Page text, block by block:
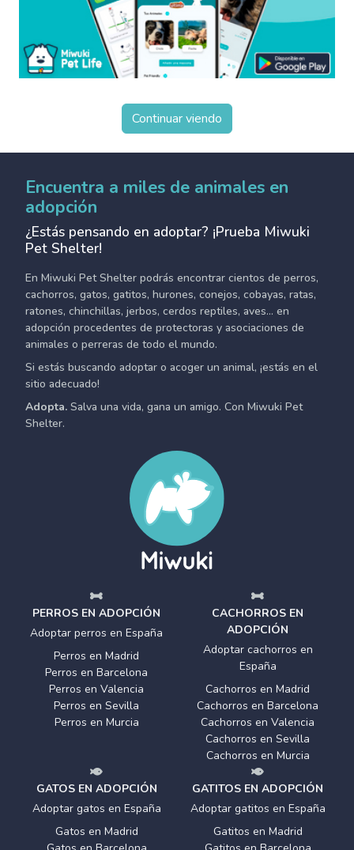
Continuar viendo
Encuentra a miles de animales en
adopción
¿Estás pensando en adoptar? ¡Prueba Miwuki
Pet Shelter!
En Miwuki Pet Shelter podrás encontrar cientos de perros,
cachorros, gatos, gatitos, hurones, conejos, cobayas, ratas,
ratones, chinchillas, jerbos, cerdos reptiles, aves... en
adopción procedentes de protectoras y asociaciones de
animales o perreras de todo el mundo.
Si estás buscando adoptar o acoger un animal, ¡estás en el
sitio adecuado!
Adopta. Salva una vida, gana un amigo. Con Miwuki Pet
Shelter.
PERROS EN ADOPCIÓN
Adoptar perros en España
Perros en Madrid
Perros en Barcelona
Perros en Valencia
Perros en Sevilla
Perros en Murcia
CACHORROS EN
ADOPCIÓN
Adoptar cachorros en
España
Cachorros en Madrid
Cachorros en Barcelona
Cachorros en Valencia
Cachorros en Sevilla
Cachorros en Murcia
GATOS EN ADOPCIÓN
Adoptar gatos en España
Gatos en Madrid
GATITOS EN ADOPCIÓN
Adoptar gatitos en España
Gatitos en Madrid